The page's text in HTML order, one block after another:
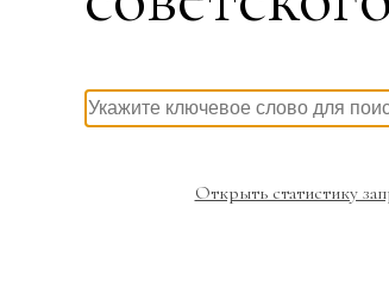
Открыть статистику